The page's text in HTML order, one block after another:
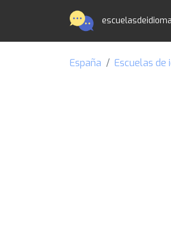
España Escuelas de